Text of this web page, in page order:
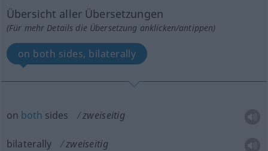
Übersicht aller Übersetzungen
(Für mehr Details die Übersetzung anklicken/antippen)
on both sides, bilaterally
on both sides zweiseitig
bilaterally zweiseitig